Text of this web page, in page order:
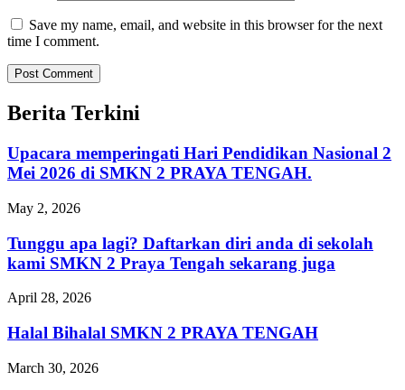
Save my name, email, and website in this browser for the next
time I comment.
Berita Terkini
Upacara memperingati Hari Pendidikan Nasional 2
Mei 2026 di SMKN 2 PRAYA TENGAH.
May 2, 2026
Tunggu apa lagi? Daftarkan diri anda di sekolah
kami SMKN 2 Praya Tengah sekarang juga
April 28, 2026
Halal Bihalal SMKN 2 PRAYA TENGAH
March 30, 2026